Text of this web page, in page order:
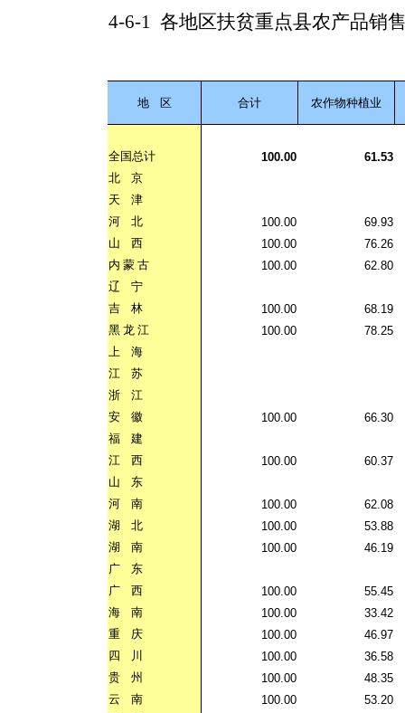
4-6-1 各地区扶贫重点县农产品销
地 区 合计 农作物种植业
全国总计 100.00
61.53
北
京
天
津
河
北 100.00
69.93
山
西 100.00
76.26
内 蒙 古 100.00
62.80
辽
宁
吉
林 100.00
68.19
黑 龙 江 100.00
78.25
上
海
江
苏
浙
江
安
徽 100.00
66.30
福
建
江
西 100.00
60.37
山
东
河
南 100.00
62.08
湖
北 100.00
53.88
湖
南 100.00
46.19
广
东
广
西 100.00
55.45
海
南 100.00
33.42
重
庆 100.00
46.97
四
川 100.00
36.58
贵
州 100.00
48.35
云
南 100.00
53.20